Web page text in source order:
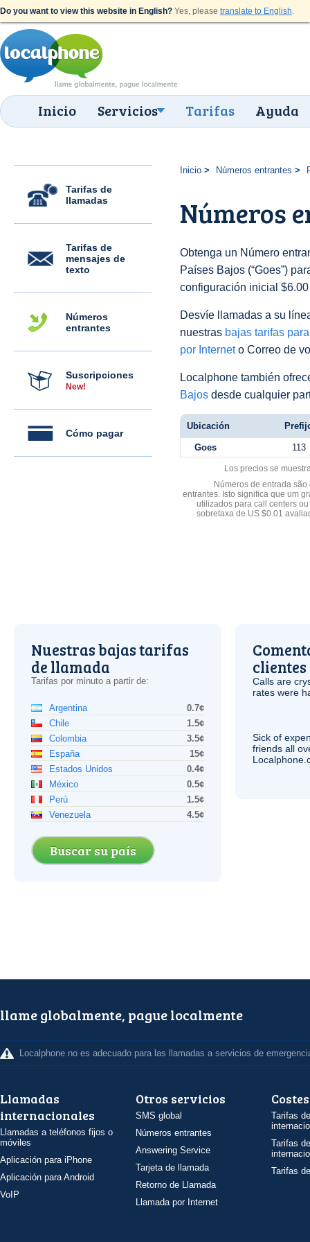
Do you want to view this website in English? Yes, please translate to English.
Inicio Servicios Tarifas Ayuda
Tarifas de
llamadas
Tarifas de
mensajes de
texto
Números
entrantes
Suscripciones
New!
Cómo pagar
Inicio Números entrantes
Números
Obtenga un Número
Países Bajos (“Goes”)
configuración inicial
Desvíe llamadas a su
nuestras bajas tarifas
por Interneto Correo de
Localphone también
Bajos desde cualquier
Ubicación
Goes 113
Los precios se
Números de entrada
entrantes. Isto significa que um
utilizados para call centers
sobretaxa de US $0.01
Nuestras bajas tarifas
de llamada
Tarifas por minuto a partir de:
Argentina
0.7¢
Chile
1.5¢
Colombia
3.5¢
España
15¢
Estados Unidos
0.4¢
México
0.5¢
Perú
1.5¢
Venezuela
4.5¢
Buscar su país
clientes
Calls are
rates were
Sick of
friends all
llame globalmente, pague localmente
Localphone no es adecuado para las llamadas a servicios de
Llamadas
internacionales
Llamadas a teléfonos fijos o
móviles
Aplicación para iPhone
Aplicación para Android
VoIP
Otros servicios
SMS global
Números entrantes
Answering Service
Tarjeta de llamada
Retorno de Llamada
Llamada por Internet
Costes
Tarifas
Tarifas
Tarifas